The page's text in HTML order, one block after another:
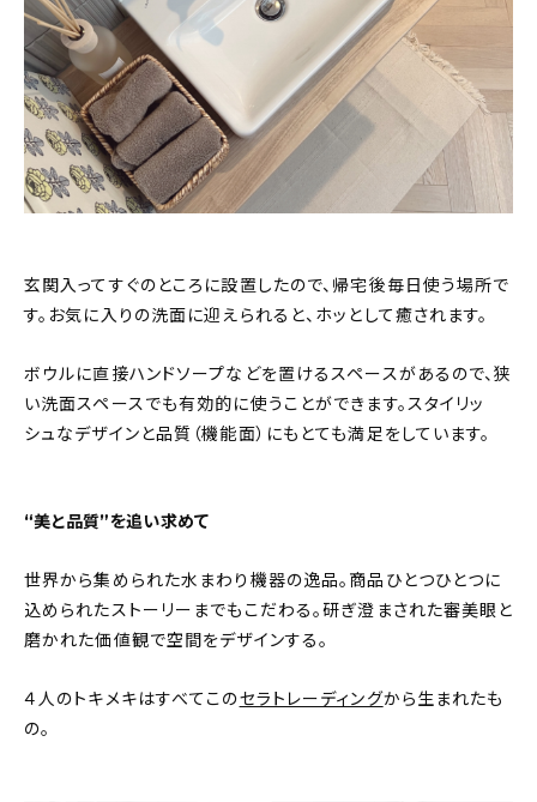
玄関入ってすぐのところに設置したので、帰宅後毎日使う場所で
す。お気に入りの洗面に迎えられると、ホッとして癒されます。
ボウルに直接ハンドソープなどを置けるスペースがあるので、狭
い洗面スペースでも有効的に使うことができます。スタイリッ
シュなデザインと品質（機能面）にもとても満足をしています。
“美と品質”を追い求めて
世界から集められた水まわり機器の逸品。商品ひとつひとつに
込められたストーリーまでもこだわる。研ぎ澄まされた審美眼と
磨かれた価値観で空間をデザインする。
４人のトキメキはすべてこのセラトレーディングから生まれたも
の。